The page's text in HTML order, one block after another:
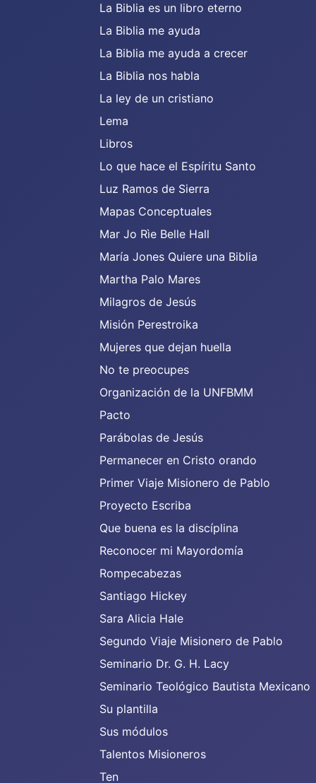
La Biblia es un libro eterno
La Biblia me ayuda
La Biblia me ayuda a crecer
La Biblia nos habla
La ley de un cristiano
Lema
Libros
Lo que hace el Espíritu Santo
Luz Ramos de Sierra
Mapas Conceptuales
Mar Jo Rìe Belle Hall
María Jones Quiere una Biblia
Martha Palo Mares
Milagros de Jesús
Misión Perestroika
Mujeres que dejan huella
No te preocupes
Organización de la UNFBMM
Pacto
Parábolas de Jesús
Permanecer en Cristo orando
Primer Viaje Misionero de Pablo
Proyecto Escriba
Que buena es la discíplina
Reconocer mi Mayordomía
Rompecabezas
Santiago Hickey
Sara Alicia Hale
Segundo Viaje Misionero de Pablo
Seminario Dr. G. H. Lacy
Seminario Teológico Bautista Mexicano
Su plantilla
Sus módulos
Talentos Misioneros
Ten